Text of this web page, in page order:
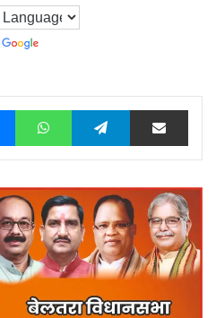
MessengerWhatsAppTelegram Share via